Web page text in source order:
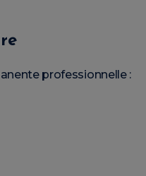
professionnelle :